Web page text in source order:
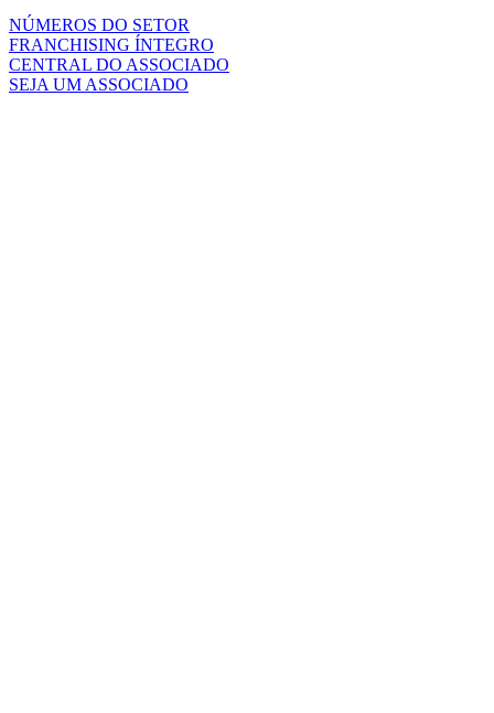
NÚMEROS DO SETOR
FRANCHISING ÍNTEGRO
CENTRAL DO ASSOCIADO
SEJA UM ASSOCIADO